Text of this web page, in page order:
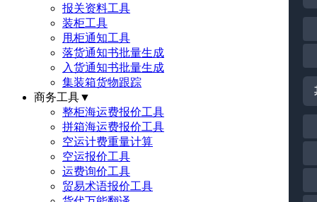
报关资料工具
装柜工具
甩柜通知工具
落货通知书批量生成
入货通知书批量生成
集装箱货物跟踪
商务工具▼
整柜海运费报价工具
拼箱海运费报价工具
空运计费重量计算
空运报价工具
运费询价工具
贸易术语报价工具